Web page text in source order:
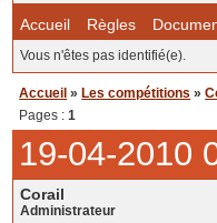
Accueil Règles
Vous n'êtes pas identifié(e).
Accueil » Les compétitions »
Pages :1
19-04-2010
Corail
Administrateur